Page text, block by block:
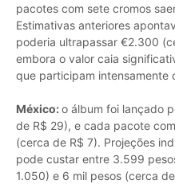
pacotes com sete cromos
Estimativas anteriores
poderia ultrapassar €2.300
embora o valor caia
que participam intensamente
México:o álbum foi lançado
de R$ 29), e cada pacote
(cerca de R$ 7). Projeções
pode custar entre 3.599
1.050) e 6 mil pesos (cerca